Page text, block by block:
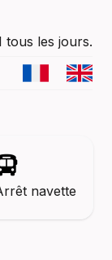
tous les jours.
navette